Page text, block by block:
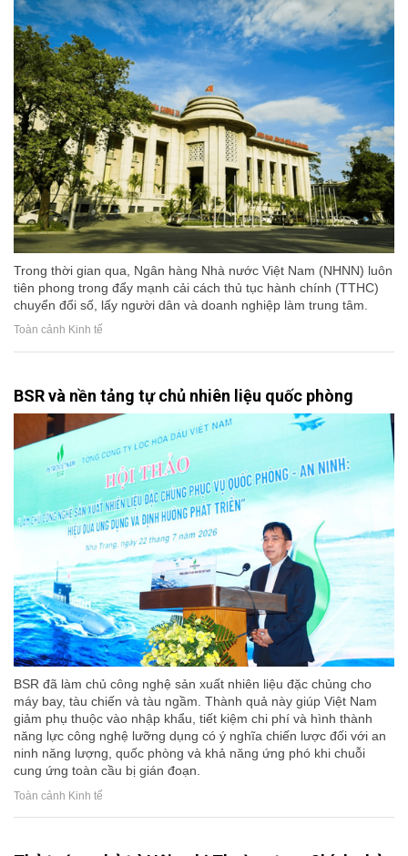
Trong thời gian qua, Ngân hàng Nhà nước Việt Nam (NHNN) luôn
tiên phong trong đẩy mạnh cải cách thủ tục hành chính (TTHC)
chuyển đổi số, lấy người dân và doanh nghiệp làm trung tâm.
Toàn cảnh Kinh tế
BSR và nền tảng tự chủ nhiên liệu quốc phòng
BSR đã làm chủ công nghệ sản xuất nhiên liệu đặc chủng cho
máy bay, tàu chiến và tàu ngầm. Thành quả này giúp Việt Nam
giảm phụ thuộc vào nhập khẩu, tiết kiệm chi phí và hình thành
năng lực công nghệ lưỡng dụng có ý nghĩa chiến lược đối với an
ninh năng lượng, quốc phòng và khả năng ứng phó khi chuỗi
cung ứng toàn cầu bị gián đoạn.
Toàn cảnh Kinh tế